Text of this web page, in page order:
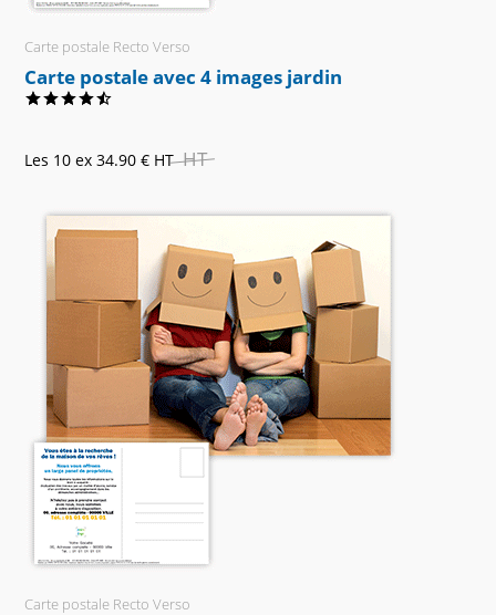
Carte postale Recto Verso
Carte postale avec 4 images jardin
Les 10 ex 34.90 € HT HT
Carte postale Recto Verso